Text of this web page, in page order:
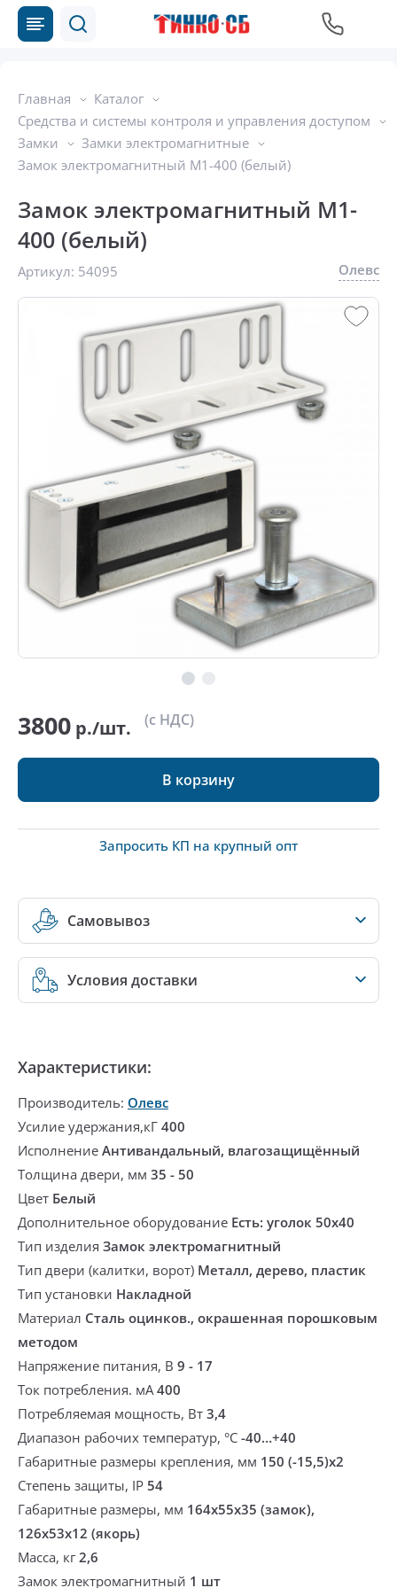
Главная
Каталог
Средства и системы контроля и управления доступом
Замки
Замки электромагнитные
Замок электромагнитный M1-400 (белый)
Замок электромагнитный M1-
400 (белый)
Артикул: 54095 Олевс
3800 р./шт. (с НДС)
В корзину
Запросить КП на крупный опт
Самовывоз
Условия доставки
Характеристики:
Производитель: Олевс
Усилие удержания,кГ 400
Исполнение Антивандальный, влагозащищённый
Толщина двери, мм 35 - 50
Цвет Белый
Дополнительное оборудование Есть: уголок 50х40
Тип изделия Замок электромагнитный
Тип двери (калитки, ворот) Металл, дерево, пластик
Тип установки Накладной
Материал Сталь оцинков., окрашенная порошковым
методом
Напряжение питания, В 9 - 17
Ток потребления. мА400
Потребляемая мощность, Вт 3,4
Диапазон рабочих температур, °С -40…+40
Габаритные размеры крепления, мм 150 (-15,5)х2
Степень защиты, IP 54
Габаритные размеры, мм 164х55х35 (замок),
126х53х12 (якорь)
Масса, кг2,6
Замок электромагнитный 1 шт